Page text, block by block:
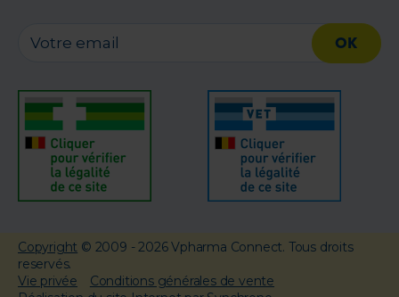
OK
Copyright © 2009 - 2026 Vpharma Connect. Tous droits
reservés.
Vie privée
Conditions générales de vente